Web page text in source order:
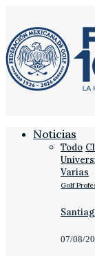
Noticias
Todo
Varias
Golf
07/08/